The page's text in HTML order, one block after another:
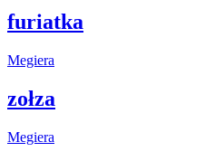
furiatka
Megiera
zołza
Megiera